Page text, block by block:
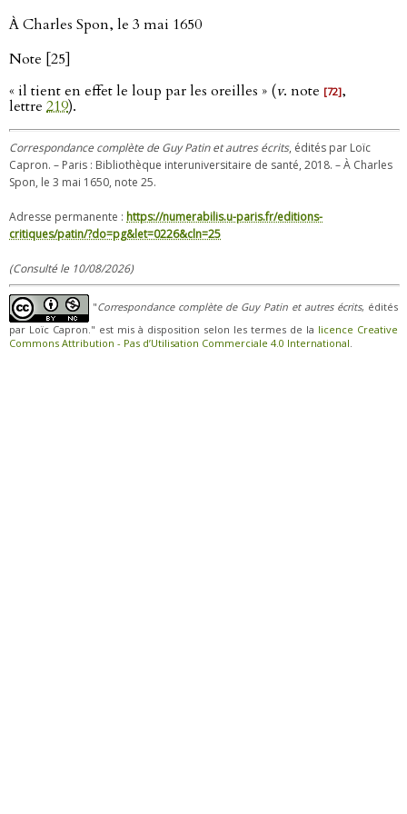
À Charles Spon, le 3 mai 1650
Note [25]
« il tient en effet le loup par les oreilles » (v. note [72],
lettre 219).
Correspondance complète de Guy Patin et autres écrits, édités par Loïc
Capron. – Paris : Bibliothèque interuniversitaire de santé, 2018. – À Charles
Spon, le 3 mai 1650, note 25.
Adresse permanente : https://numerabilis.u-paris.fr/editions-
critiques/patin/?do=pg&let=0226&cln=25
(Consulté le 10/08/2026)
"Correspondance complète de Guy Patin et autres écrits, édités
par Loïc Capron." est mis à disposition selon les termes de la licence Creative
Commons Attribution - Pas d’Utilisation Commerciale 4.0 International.